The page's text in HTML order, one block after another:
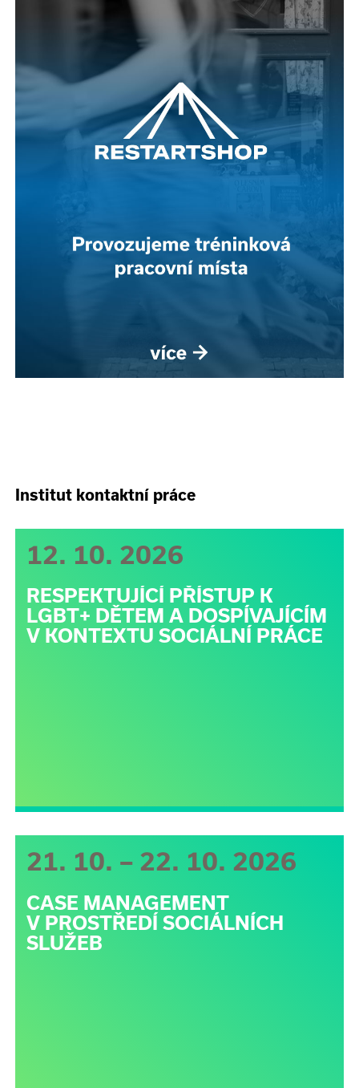
Institut kontaktní práce
12. 10. 2026
RESPEKTUJÍCÍ PŘÍSTUP K
LGBT+ DĚTEM A DOSPÍVAJÍCÍM
V KONTEXTU SOCIÁLNÍ PRÁCE
21. 10. – 22. 10. 2026
CASE MANAGEMENT
V PROSTŘEDÍ SOCIÁLNÍCH
SLUŽEB